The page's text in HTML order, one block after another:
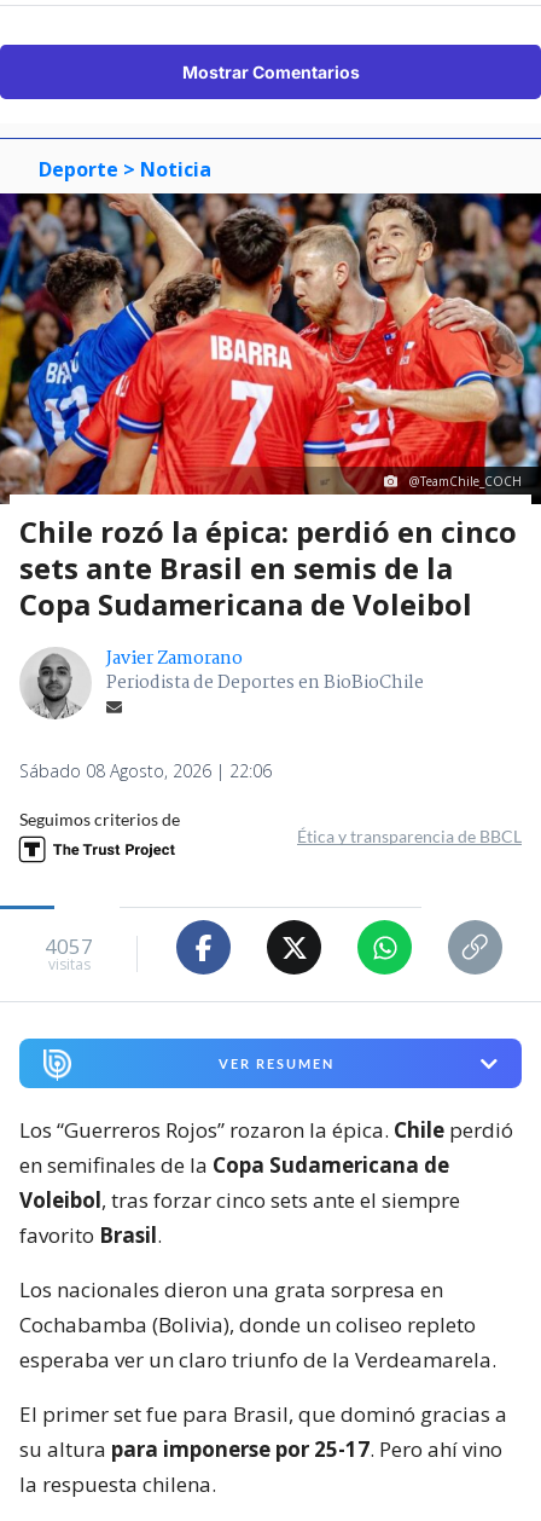
Mostrar Comentarios
Deporte > Noticia
@TeamChile_COCH
Chile rozó la épica: perdió en cinco
sets ante Brasil en semis de la
Copa Sudamericana de Voleibol
Javier Zamorano
Periodista de Deportes en BioBioChile
Sábado 08 Agosto, 2026 | 22:06
Seguimos criterios de
Ética y transparencia de BBCL
4057
visitas
VER RESUMEN
Los “Guerreros Rojos” rozaron la épica. Chile perdió
en semifinales de la Copa Sudamericana de
Voleibol, tras forzar cinco sets ante el siempre
favorito Brasil.
Los nacionales dieron una grata sorpresa en
Cochabamba (Bolivia), donde un coliseo repleto
esperaba ver un claro triunfo de la Verdeamarela.
El primer set fue para Brasil, que dominó gracias a
su altura para imponerse por 25-17. Pero ahí vino
la respuesta chilena.